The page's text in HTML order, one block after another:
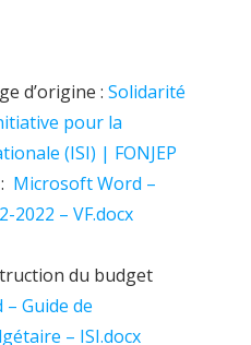
d’origine : Solidarité
pour la
(ISI) | FONJEP
Microsoft Word –
2022 – VF.docx
du budget
Guide de
– ISI.docx